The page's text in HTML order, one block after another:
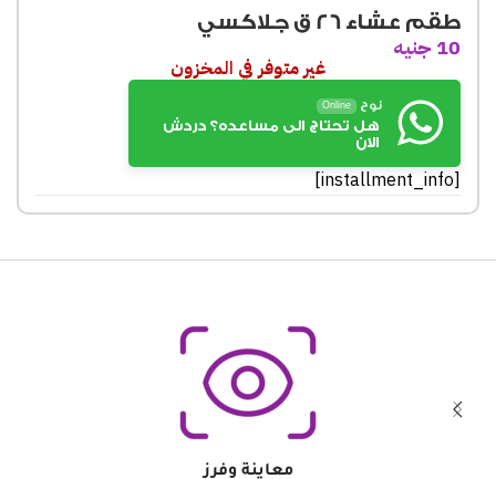
طقم عشاء 26 ق جلاكسي
10 جنيه
غير متوفر في المخزون
نوح Online
هل تحتاج الى مساعده؟ دردش
الان
[installment_info]
معاينة وفرز